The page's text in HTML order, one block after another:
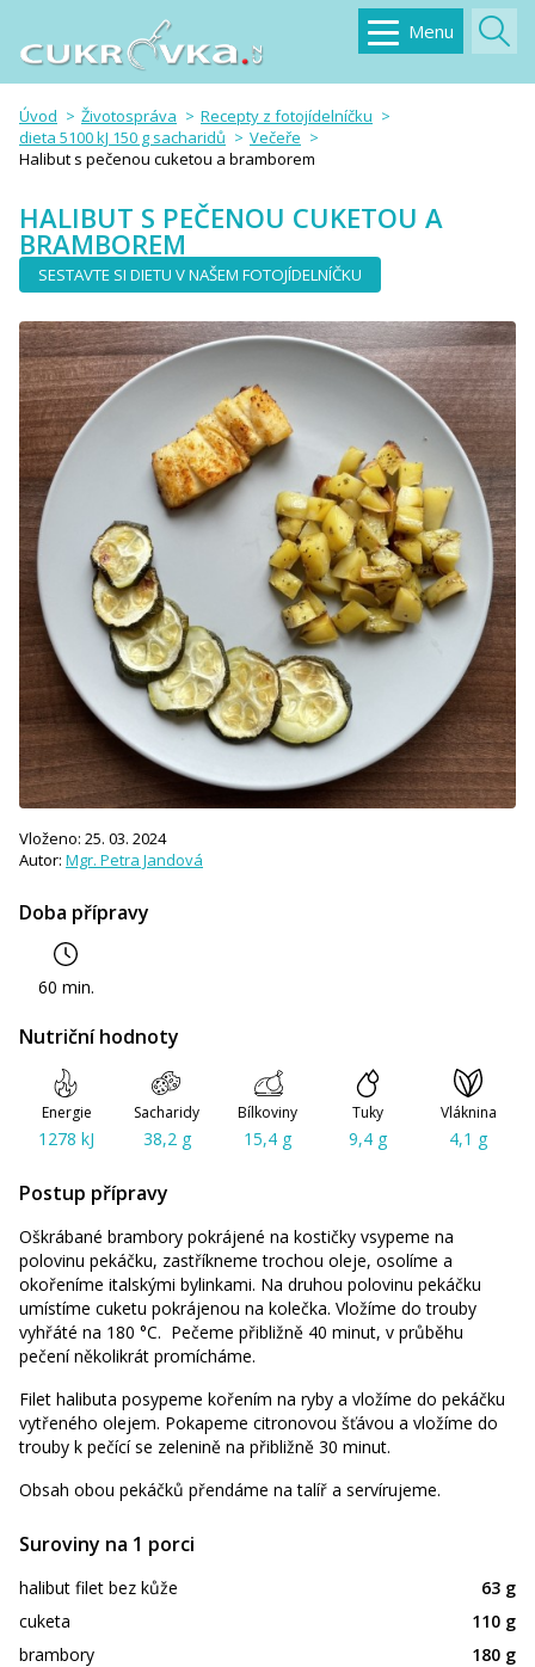
Menu
Úvod Životospráva
Recepty z fotojídelníčku
dieta 5100 kJ 150 g sacharidů
Večeře
Halibut s pečenou cuketou a bramborem
HALIBUT S PEČENOU CUKETOU A
BRAMBOREM
SESTAVTE SI DIETU V NAŠEM FOTOJÍDELNÍČKU
Doba přípravy
60 min.
Vloženo: 25. 03. 2024
Autor: Mgr. Petra Jandová
Nutriční hodnoty
Energie
1278 kJ
Sacharidy
38,2 g
Bílkoviny
15,4 g
Tuky
9,4 g
Vláknina
4,1 g
Postup přípravy
Oškrábané brambory pokrájené na kostičky vsypeme na
polovinu pekáčku, zastříkneme trochou oleje, osolíme a
okořeníme italskými bylinkami. Na druhou polovinu pekáčku
umístíme cuketu pokrájenou na kolečka. Vložíme do trouby
vyhřáté na 180 °C. Pečeme přibližně 40 minut, v průběhu
pečení několikrát promícháme.
Filet halibuta posypeme kořením na ryby a vložíme do pekáčku
vytřeného olejem. Pokapeme citronovou šťávou a vložíme do
trouby k pečící se zelenině na přibližně 30 minut.
Obsah obou pekáčků přendáme na talíř a servírujeme.
Suroviny na 1 porci
halibut filet bez kůže
63 g
cuketa
110 g
brambory
180 g